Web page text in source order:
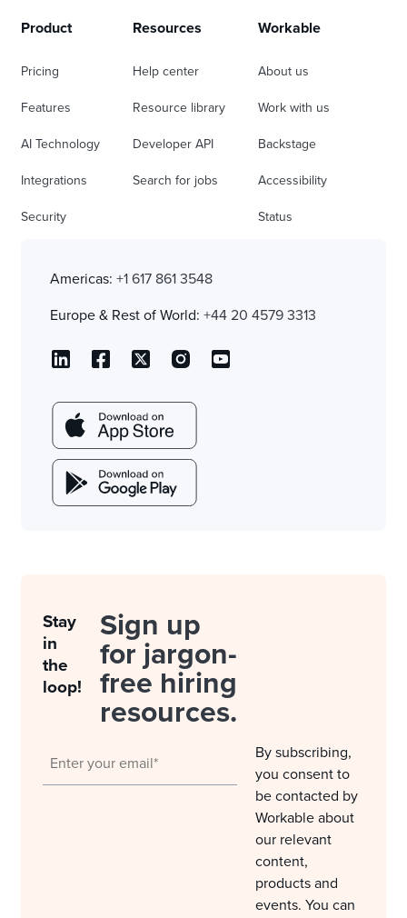
Product
Pricing
Features
AI Technology
Integrations
Security
Resources
Help center
Resource library
Developer API
Search for jobs
Workable
About us
Work with us
Backstage
Accessibility
Status
Americas: +1 617 861 3548
Europe & Rest of World: +44 20 4579 3313
Stay
in
the
loop!
Sign up
for jargon-
free hiring
resources.
By subscribing,
you consent to
be contacted by
Workable about
our relevant
content,
products and
events. You can